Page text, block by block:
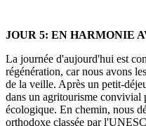
JOUR 5: EN HARMONIE
La journée d'aujourd'hui est
régénération, car nous avons
de la veille. Après un petit-
dans un agritourisme convivial
écologique. En chemin, nous
orthodoxe classée par